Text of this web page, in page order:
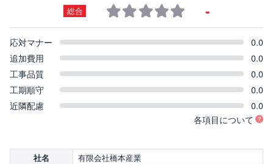
総合 -
応対マナー
0.0
追加費用
0.0
工事品質
0.0
工期順守
0.0
近隣配慮
0.0
各項目について
社名 有限会社橋本産業